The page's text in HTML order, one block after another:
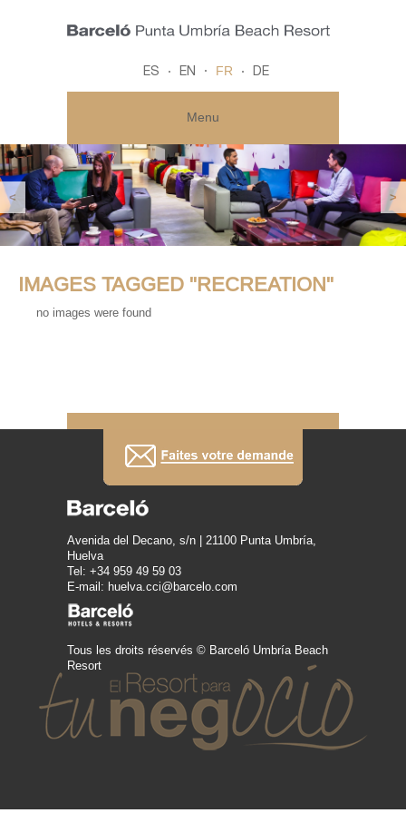
ES EN FR DE
Menu
< >
IMAGES TAGGED "RECREATION"
no images were found
Avenida del Decano, s/n | 21100 Punta Umbría,
Huelva
Tel: +34 959 49 59 03
E-mail: huelva.cci@barcelo.com
Tous les droits réservés © Barceló Umbría Beach
Resort